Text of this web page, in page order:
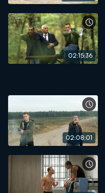
02:15:36
02:08:01